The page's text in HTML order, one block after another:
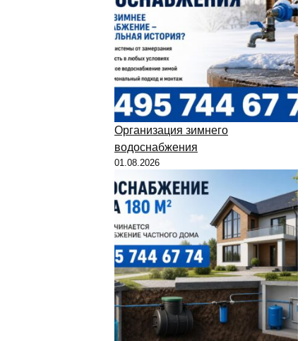
Организация зимнего
водоснабжения
01.08.2026